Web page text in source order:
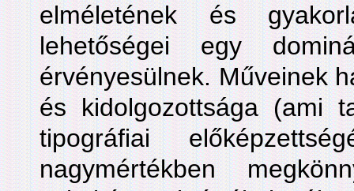
elméletének és
lehetőségei egy
érvényesülnek. Műveinek
és kidolgozottsága (ami
tipográfiai
nagymértékben